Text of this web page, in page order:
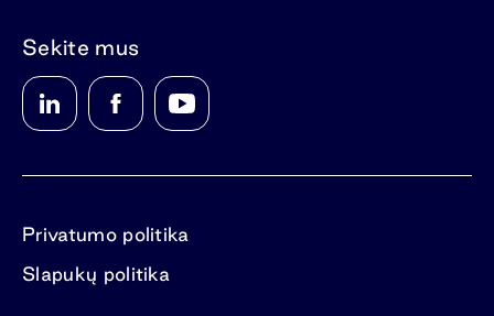
Sekite mus
Privatumo politika
Slapukų politika